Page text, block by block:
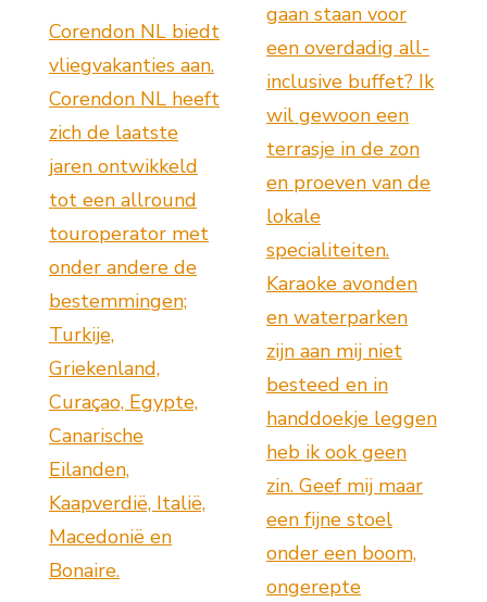
Corendon NL biedt
vliegvakanties aan.
Corendon NL heeft
zich de laatste
jaren ontwikkeld
tot een allround
touroperator met
onder andere de
bestemmingen;
Turkije,
Griekenland,
Curaçao, Egypte,
Canarische
Eilanden,
Kaapverdië, Italië,
Macedonië en
Bonaire.
gaan staan voor
een overdadig all-
inclusive buffet? Ik
wil gewoon een
terrasje in de zon
en proeven van de
lokale
specialiteiten.
Karaoke avonden
en waterparken
zijn aan mij niet
besteed en in
handdoekje leggen
heb ik ook geen
zin. Geef mij maar
een fijne stoel
onder een boom,
ongerepte